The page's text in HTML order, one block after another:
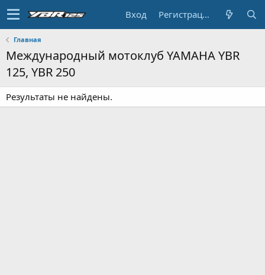
Вход Регистрация
Главная
Международный мотоклуб YAMAHA YBR
125, YBR 250
Результаты не найдены.